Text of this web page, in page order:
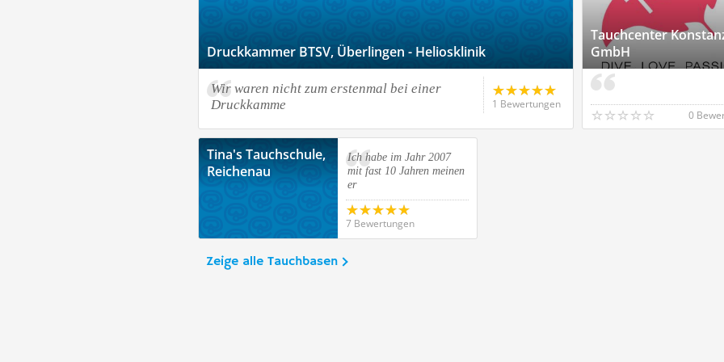
Druckkammer BTSV, Überlingen - Heliosklinik
Wir waren nicht zum erstenmal bei einer
Druckkamme
1 Bewertungen
Tauchcenter
GmbH
0
Tina's Tauchschule,
Reichenau
Ich habe im Jahr 2007
mit fast 10 Jahren meinen
er
7 Bewertungen
Zeige alle Tauchbasen